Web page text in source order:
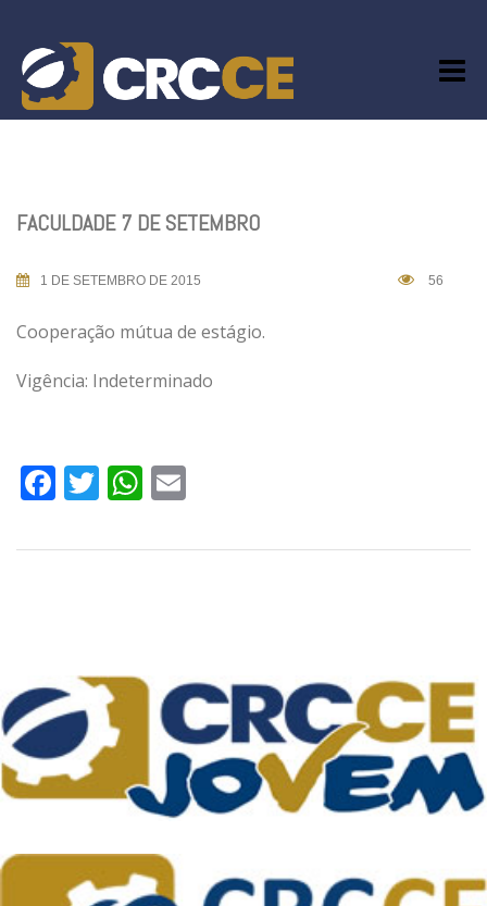
content
FACULDADE 7 DE SETEMBRO
1 DE SETEMBRO DE 2015 56
Cooperação mútua de estágio.
Vigência: Indeterminado
Facebook
TwitterWhatsApp